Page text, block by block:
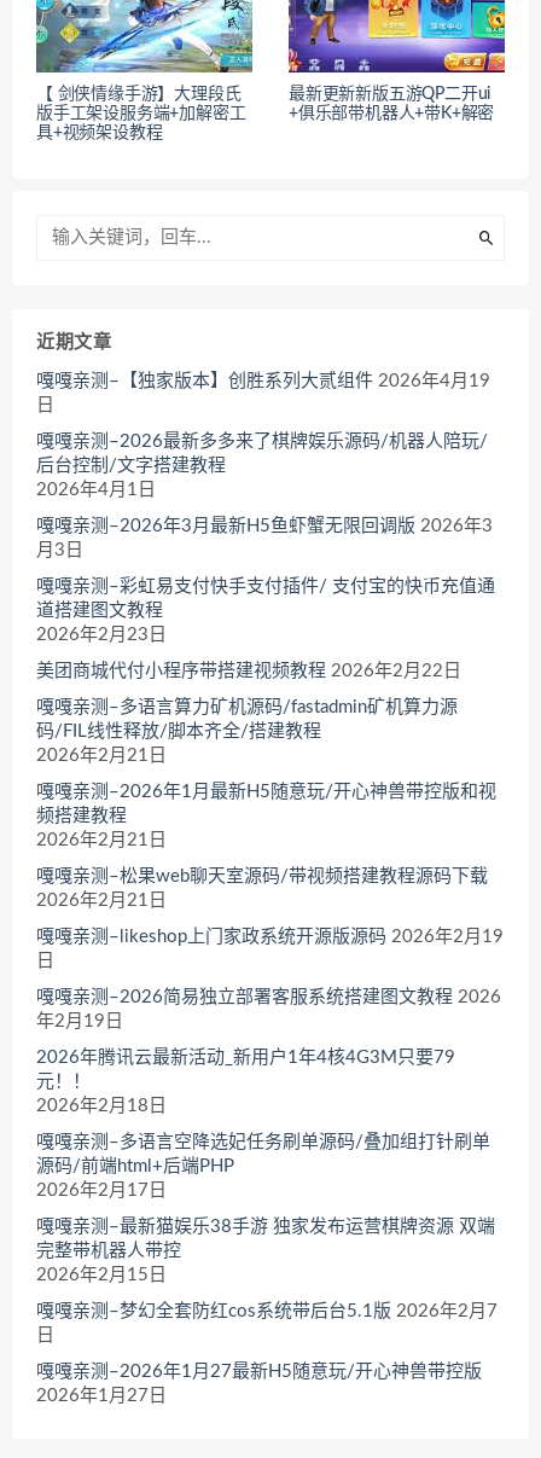
【 剑侠情缘手游】大理段氏
版手工架设服务端+加解密工
具+视频架设教程
最新更新新版五游QP二开ui
+俱乐部带机器人+带K+解密
近期文章
嘎嘎亲测–【独家版本】创胜系列大贰组件 2026年4月19
日
嘎嘎亲测–2026最新多多来了棋牌娱乐源码/机器人陪玩/
后台控制/文字搭建教程
2026年4月1日
嘎嘎亲测–2026年3月最新H5鱼虾蟹无限回调版 2026年3
月3日
嘎嘎亲测–彩虹易支付快手支付插件/ 支付宝的快币充值通
道搭建图文教程
2026年2月23日
美团商城代付小程序带搭建视频教程 2026年2月22日
嘎嘎亲测–多语言算力矿机源码/fastadmin矿机算力源
码/FIL线性释放/脚本齐全/搭建教程
2026年2月21日
嘎嘎亲测–2026年1月最新H5随意玩/开心神兽带控版和视
频搭建教程
2026年2月21日
嘎嘎亲测–松果web聊天室源码/带视频搭建教程源码下载
2026年2月21日
嘎嘎亲测–likeshop上门家政系统开源版源码 2026年2月19
日
嘎嘎亲测–2026简易独立部署客服系统搭建图文教程 2026
年2月19日
2026年腾讯云最新活动_新用户1年4核4G3M只要79
元！！
2026年2月18日
嘎嘎亲测–多语言空降选妃任务刷单源码/叠加组打针刷单
源码/前端html+后端PHP
2026年2月17日
嘎嘎亲测–最新猫娱乐38手游 独家发布运营棋牌资源 双端
完整带机器人带控
2026年2月15日
嘎嘎亲测–梦幻全套防红cos系统带后台5.1版 2026年2月7
日
嘎嘎亲测–2026年1月27最新H5随意玩/开心神兽带控版
2026年1月27日